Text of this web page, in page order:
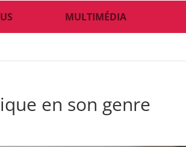
MULTIMÉDIA
en son genre